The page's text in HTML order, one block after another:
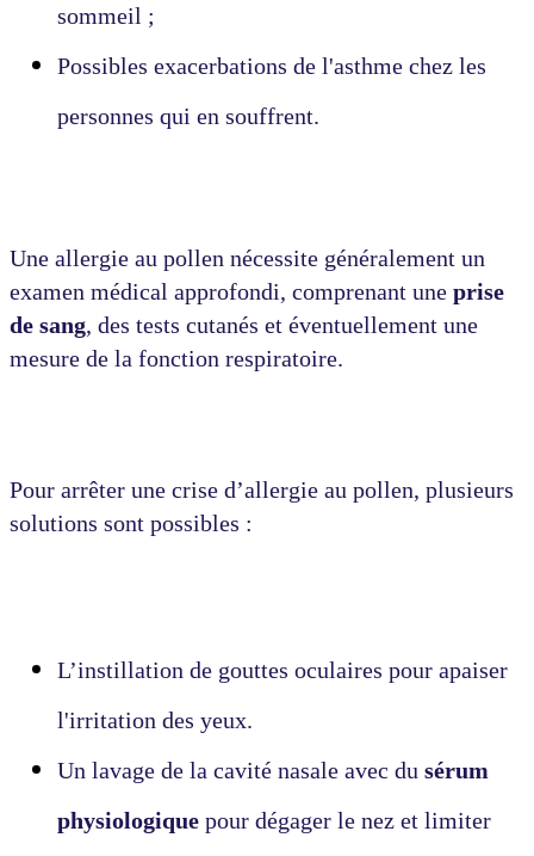
sommeil ;
Possibles exacerbations de l'asthme chez les
personnes qui en souffrent.
Une allergie au pollen nécessite généralement un
examen médical approfondi, comprenant une prise
de sang, des tests cutanés et éventuellement une
mesure de la fonction respiratoire.
Pour arrêter une crise d’allergie au pollen, plusieurs
solutions sont possibles :
L’instillation de gouttes oculaires pour apaiser
l'irritation des yeux.
Un lavage de la cavité nasale avec du sérum
physiologique pour dégager le nez et limiter